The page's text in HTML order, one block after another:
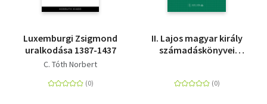
Luxemburgi Zsigmond
uralkodása 1387-1437
C. Tóth Norbert
II. Lajos magyar király
számadáskönyvei
(1524-1527)